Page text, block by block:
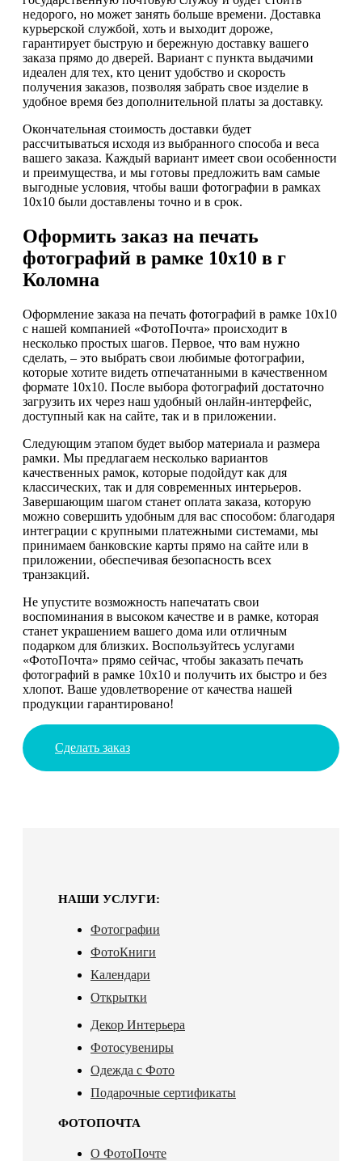
недорого, но может занять больше времени. Доставка
курьерской службой, хоть и выходит дороже,
гарантирует быструю и бережную доставку вашего
заказа прямо до дверей. Вариант с пункта выдачими
идеален для тех, кто ценит удобство и скорость
получения заказов, позволяя забрать свое изделие в
удобное время без дополнительной платы за доставку.
Окончательная стоимость доставки будет
рассчитываться исходя из выбранного способа и веса
вашего заказа. Каждый вариант имеет свои особенности
и преимущества, и мы готовы предложить вам самые
выгодные условия, чтобы ваши фотографии в рамках
10х10 были доставлены точно и в срок.
Оформить заказ на печать
фотографий в рамке 10х10 в г
Коломна
Оформление заказа на печать фотографий в рамке 10х10
с нашей компанией «ФотоПочта» происходит в
несколько простых шагов. Первое, что вам нужно
сделать, – это выбрать свои любимые фотографии,
которые хотите видеть отпечатанными в качественном
формате 10х10. После выбора фотографий достаточно
загрузить их через наш удобный онлайн-интерфейс,
доступный как на сайте, так и в приложении.
Следующим этапом будет выбор материала и размера
рамки. Мы предлагаем несколько вариантов
качественных рамок, которые подойдут как для
классических, так и для современных интерьеров.
Завершающим шагом станет оплата заказа, которую
можно совершить удобным для вас способом: благодаря
интеграции с крупными платежными системами, мы
принимаем банковские карты прямо на сайте или в
приложении, обеспечивая безопасность всех
транзакций.
Не упустите возможность напечатать свои
воспоминания в высоком качестве и в рамке, которая
станет украшением вашего дома или отличным
подарком для близких. Воспользуйтесь услугами
«ФотоПочта» прямо сейчас, чтобы заказать печать
фотографий в рамке 10х10 и получить их быстро и без
хлопот. Ваше удовлетворение от качества нашей
продукции гарантировано!
Сделать заказ
НАШИ УСЛУГИ:
Фотографии
ФотоКниги
Календари
Открытки
Декор Интерьера
Фотосувениры
Одежда с Фото
Подарочные сертификаты
ФОТОПОЧТА
О ФотоПочте